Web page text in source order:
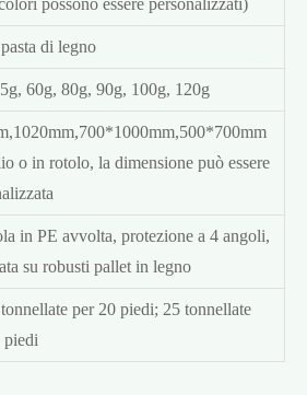
possono essere personalizzati)
di legno
60g, 80g, 90g, 100g, 120g
o in rotolo, la dimensione può essere
in PE avvolta, protezione a 4 angoli,
su robusti pallet in legno
per 20 piedi; 25 tonnellate
piedi